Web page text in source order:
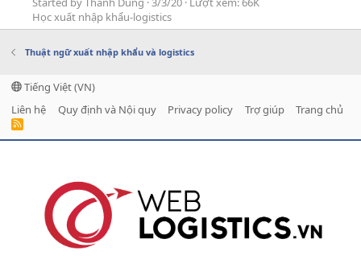
Học xuất nhập khẩu-logistics
Thuật ngữ xuất nhập khẩu và logistics
Tiếng Việt (VN)
Liên hệ
Quy định và Nội quy Privacy policy Trợ giúp Trang chủ
R
S